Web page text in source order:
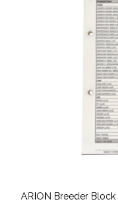
ARION Breeder Block